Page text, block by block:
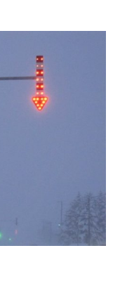
コークス・鋳物